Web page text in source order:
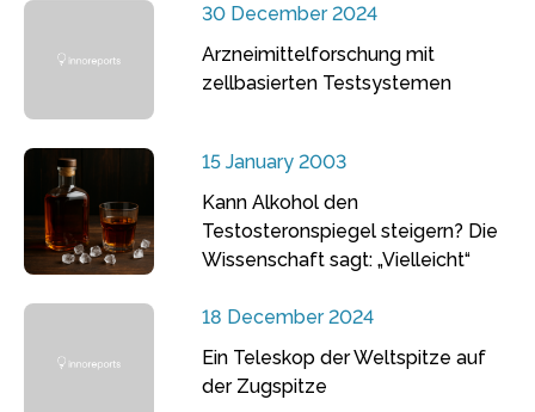
30 December 2024
Arzneimittelforschung mit
zellbasierten Testsystemen
15 January 2003
Kann Alkohol den
Testosteronspiegel steigern? Die
Wissenschaft sagt: „Vielleicht“
18 December 2024
Ein Teleskop der Weltspitze auf
der Zugspitze